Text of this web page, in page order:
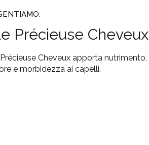
Précieuse Cheveux
Cheveux apporta nutrimento,
e morbidezza ai capelli.